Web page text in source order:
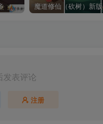
魔道修仙（砍树）新版
发表评论
注册